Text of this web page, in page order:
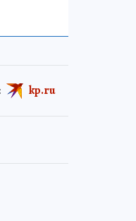
kp.ru